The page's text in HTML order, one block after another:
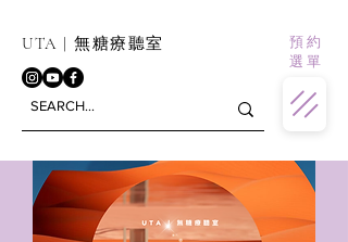
UTA | 無糖療聽室
預 約
選 單